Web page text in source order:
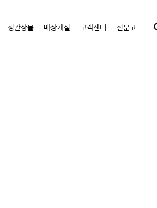
정관장몰 매장개설 고객센터 신문고